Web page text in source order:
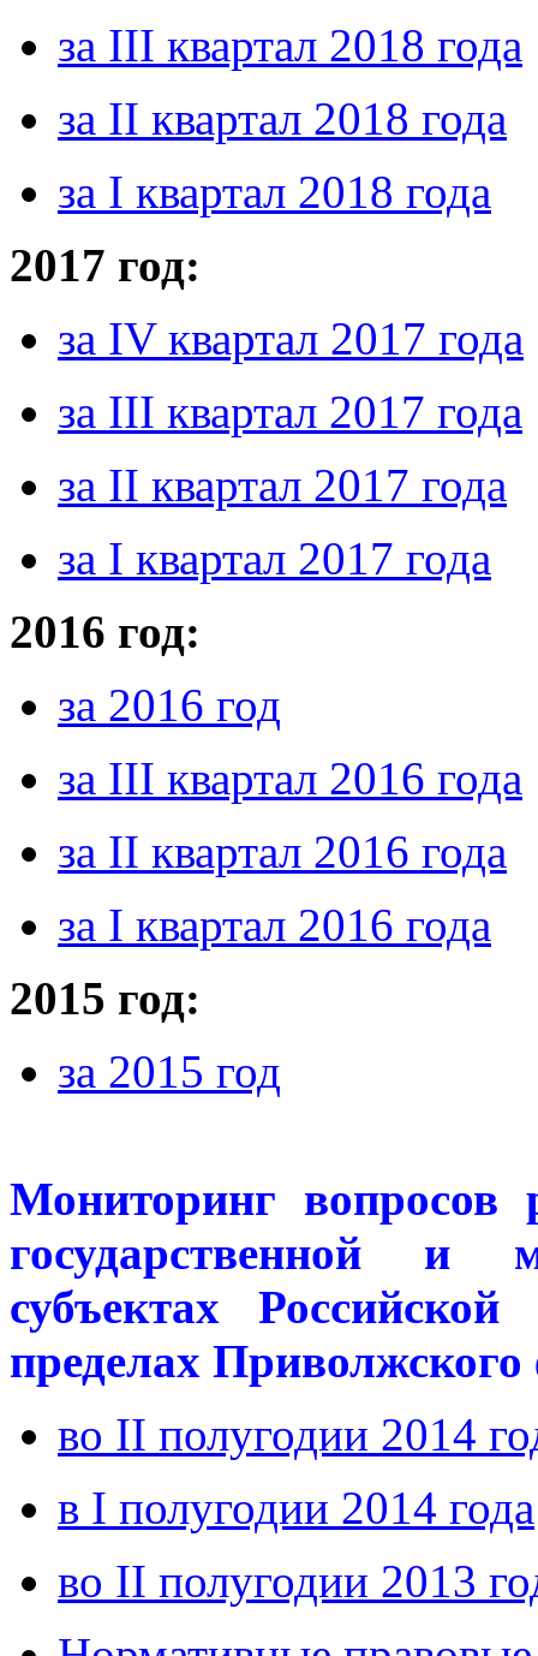
за III квартал 2018 года
за II квартал 2018 года
за I квартал 2018 года
2017 год:
за IV квартал 2017 года
за III квартал 2017 года
за II квартал 2017 года
за I квартал 2017 года
2016 год:
за 2016 год
за III квартал 2016 года
за II квартал 2016 года
за I квартал 2016 года
2015 год:
за 2015 год
Мониторинг вопросов
государственной и
субъектах
пределах
во II полугодии 2014
в I полугодии 2014 года
во II полугодии 2013